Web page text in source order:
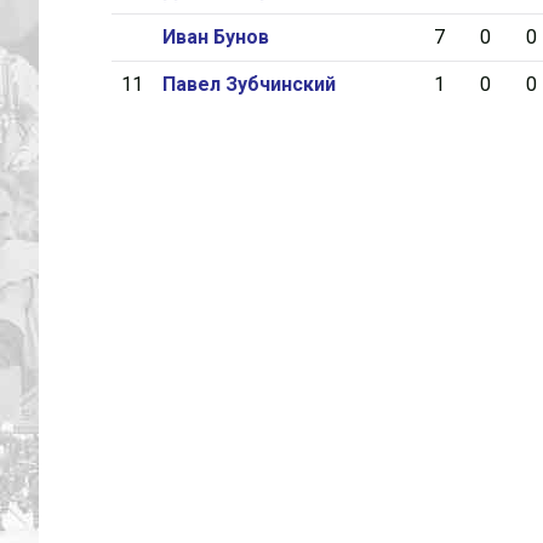
Иван Бунов 7 0 0
11 Павел Зубчинский 1 0 0